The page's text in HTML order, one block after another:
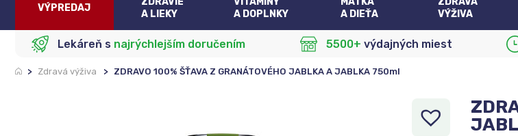
VÝPREDAJ
A LIEKY
A DOPLNKY
A DIEŤA
VÝŽIVA
Lekáreň s najrýchlejším doručením 5500+ výdajných miest
> Zdravá výživa > ZDRAVO 100% ŠŤAVA Z GRANÁTOVÉHO JABLKA A JABLKA 750ml